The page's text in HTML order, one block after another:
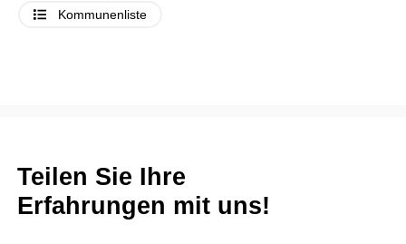
Kommunenliste
Teilen Sie Ihre
Erfahrungen mit uns!